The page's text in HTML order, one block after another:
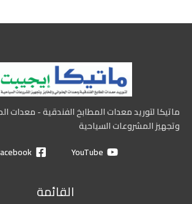
ماتيكا لتوريد معدات المطابخ الفندقية - معدات
وتجهيز المشروعات السياحية
YouTube
القائمة